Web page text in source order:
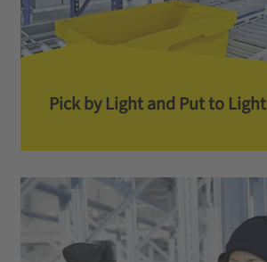
Pick by Light and Put to Light